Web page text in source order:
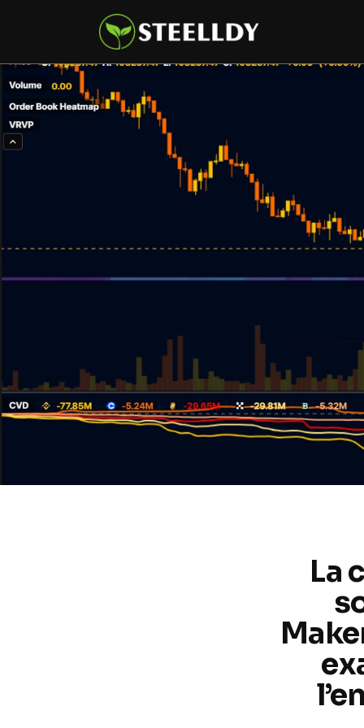
Markets
Tech
Reports
La